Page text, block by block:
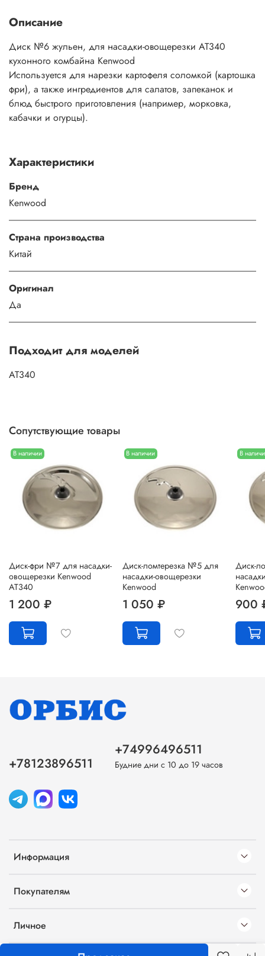
Описание
Диск №6 жульен, для насадки-овощерезки AT340
кухонного комбайна Kenwood
Используется для нарезки картофеля соломкой (картошка
фри), а также ингредиентов для салатов, запеканок и
блюд быстрого приготовления (например, морковка,
кабачки и огурцы).
Характеристики
Бренд
Kenwood
Страна производства
Китай
Оригинал
Да
Подходит для моделей
AT340
Сопутствующие товары
В наличии
Диск-фри №7 для насадки-
овощерезки Kenwood
AT340
1 200 ₽
В наличии
Диск-ломтерезка №5 для
насадки-овощерезки
Kenwood
1 050 ₽
В
Диск-
900
Информация
Покупателям
Личное
+78123896511
+74996496511
Будние дни с 10 до 19 часов